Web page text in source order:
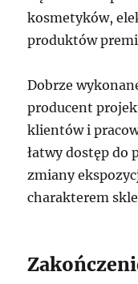
kosmetyków,
produktów
Dobrze
producent
klientów i
łatwy dostęp do
zmiany
charakterem